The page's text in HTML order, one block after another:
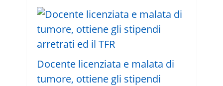
Docente licenziata e malata di
tumore, ottiene gli stipendi